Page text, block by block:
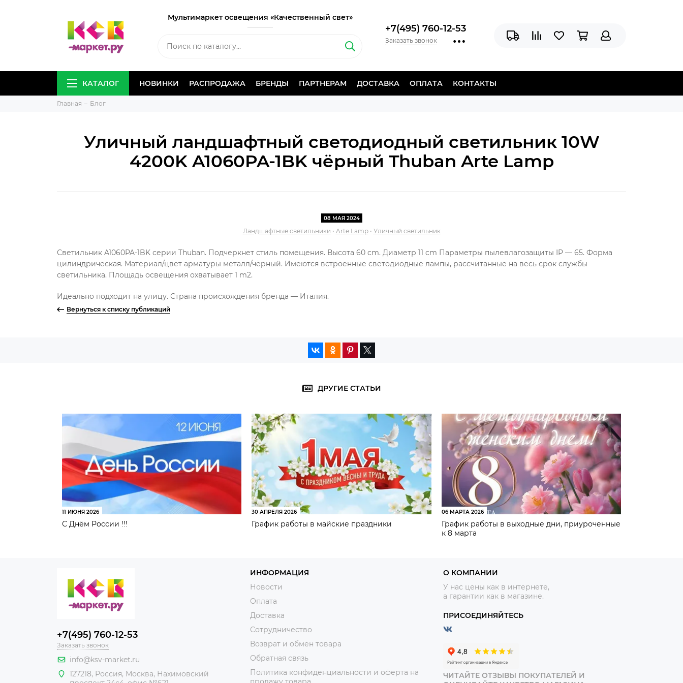
Мультимаркет освещения «Качественный свет»
+7(495) 760-12-53
Заказать звонок
КАТАЛОГ НОВИНКИ РАСПРОДАЖА БРЕНДЫ ПАРТНЕРАМ ДОСТАВКА ОПЛАТА КОНТАКТЫ
Главная Блог
Уличный ландшафтный светодиодный светильник 10W
4200K A1060PA-1BK чёрный Thuban Arte Lamp
08 МАЯ 2024
Ландшафтные светильники • Arte Lamp• Уличный светильник
Светильник A1060PA-1BK серии Thuban. Подчеркнет стиль помещения. Высота 60 cm. Диаметр 11 cm Параметры пылевлагозащиты IP — 65. Форма
цилиндрическая. Материал/цвет арматуры металл/чёрный. Имеются встроенные светодиодные лампы, рассчитанные на весь срок службы
светильника. Площадь освещения охватывает 1 m2.
Идеально подходит на улицу. Страна происхождения бренда — Италия.
Вернуться к списку публикаций
ДРУГИЕ СТАТЬИ
11 ИЮНЯ 2026
С Днём России !!!
30 АПРЕЛЯ 2026
График работы в майские праздники
06 МАРТА 2026
График работы в выходные дни, приуроченные
к 8 марта
+7(495) 760-12-53
Заказать звонок
info@ksv-market.ru
127218, Россия, Москва, Нахимовский
ИНФОРМАЦИЯ
Новости
Оплата
Доставка
Сотрудничество
Возврат и обмен товара
Обратная связь
Политика конфиденциальности и оферта на
О КОМПАНИИ
У нас цены как в интернете,
а гарантии как в магазине.
ПРИСОЕДИНЯЙТЕСЬ
ЧИТАЙТЕ ОТЗЫВЫ ПОКУПАТЕЛЕЙ И